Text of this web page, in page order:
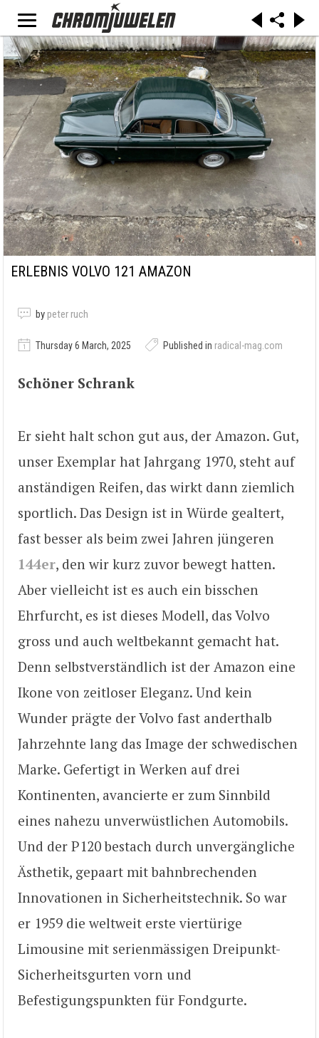
ERLEBNIS VOLVO 121 AMAZON
by peter ruch
Thursday 6 March, 2025 Published in radical-mag.com
Schöner Schrank
Er sieht halt schon gut aus, der Amazon. Gut,
unser Exemplar hat Jahrgang 1970, steht auf
anständigen Reifen, das wirkt dann ziemlich
sportlich. Das Design ist in Würde gealtert,
fast besser als beim zwei Jahren jüngeren
144er, den wir kurz zuvor bewegt hatten.
Aber vielleicht ist es auch ein bisschen
Ehrfurcht, es ist dieses Modell, das Volvo
gross und auch weltbekannt gemacht hat.
Denn selbstverständlich ist der Amazon eine
Ikone von zeitloser Eleganz. Und kein
Wunder prägte der Volvo fast anderthalb
Jahrzehnte lang das Image der schwedischen
Marke. Gefertigt in Werken auf drei
Kontinenten, avancierte er zum Sinnbild
eines nahezu unverwüstlichen Automobils.
Und der P120 bestach durch unvergängliche
Ästhetik, gepaart mit bahnbrechenden
Innovationen in Sicherheitstechnik. So war
er 1959 die weltweit erste viertürige
Limousine mit serienmässigen Dreipunkt-
Sicherheitsgurten vorn und
Befestigungspunkten für Fondgurte.